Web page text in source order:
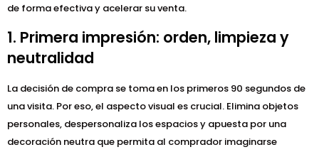
de forma efectiva y acelerar su venta.
1. Primera impresión: orden, limpieza y
neutralidad
La decisión de compra se toma en los primeros 90 segundos de
una visita. Por eso, el aspecto visual es crucial. Elimina objetos
personales, despersonaliza los espacios y apuesta por una
decoración neutra que permita al comprador imaginarse